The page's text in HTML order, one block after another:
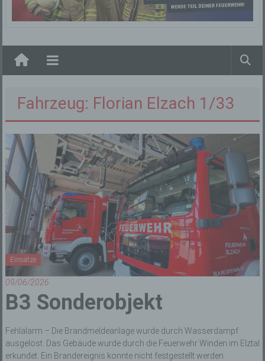
Elzach
Fahrzeug: Florian Elzach 1/33
Einsätze
09/06/2026
B3 Sonderobjekt
Fehlalarm – Die Brandmeldeanlage wurde durch Wasserdampf
ausgelöst. Das Gebäude wurde durch die Feuerwehr Winden im Elztal
erkundet. Ein Brandereignis konnte nicht festgestellt werden.